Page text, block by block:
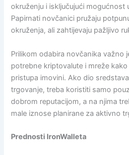
okruženju i isključujući mogućnost
Papirnati novčanici pružaju
okruženja, ali zahtijevaju pažljivo
Prilikom odabira novčanika važno
potrebne kriptovalute i mreže
pristupa imovini. Ako dio
trgovanje, treba koristiti samo
dobrom reputacijom, a na njima
male iznose planirane za aktivno
Prednosti IronWalleta